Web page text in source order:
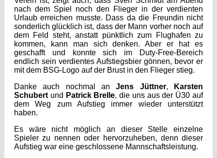
nach dem Spiel noch den Flieger in der verdienten
Urlaub erreichen musste. Dass da die Freundin nicht
sonderlich glücklich ist, dass der Mann vorher noch auf
dem Feld steht, anstatt pünktlich zum Flughafen zu
kommen, kann man sich denken. Aber er hat es
geschafft und konnte sich im Duty-Free-Bereich
endlich sein verdientes Aufstiegsbier gönnen, bevor er
mit dem BSG-Logo auf der Brust in den Flieger stieg.
Danke auch nochmal an Jens Jüttner,
Karsten
Schubertund Patrick Brelle, die uns aus der Ü30 auf
dem Weg zum Aufstieg immer wieder unterstützt
haben.
Es wäre nicht möglich an dieser Stelle einzelne
Spieler zu nennen oder hervorzuheben, denn dieser
Aufstieg war eine geschlossene Mannschaftsleistung.